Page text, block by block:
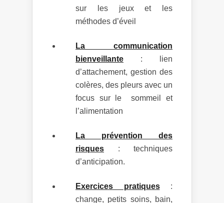
sur les jeux et les
méthodes d’éveil
La communication
bienveillante : lien
d’attachement, gestion des
colères, des pleurs avec un
focus sur le sommeil et
l’alimentation
La prévention des
risques : techniques
d’anticipation.
Exercices pratiques:
change, petits soins, bain,